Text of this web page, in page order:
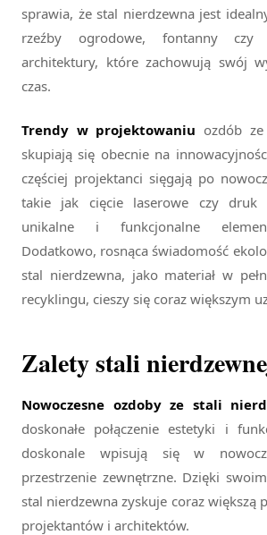
sprawia, że stal nierdzewna jest
rzeźby ogrodowe, fontanny czy
architektury, które zachowują swój
czas.
Trendy w projektowaniu ozdób
skupiają się obecnie na
częściej projektanci sięgają po
takie jak cięcie laserowe czy druk
unikalne i funkcjonalne
Dodatkowo, rosnąca świadomość
stal nierdzewna, jako materiał w
recyklingu, cieszy się coraz większym
Zalety stali
Nowoczesne ozdoby ze stali
doskonałe połączenie estetyki i
doskonale wpisują się w
przestrzenie zewnętrzne. Dzięki
stal nierdzewna zyskuje coraz większą
projektantów i architektów.